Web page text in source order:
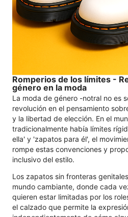
Romperios de los límites -
género en la moda
La moda de género -notral no es
revolución en el pensamiento
y la libertad de elección. En el
tradicionalmente había límites
ella' y 'zapatos para él', el
rompe estas convenciones y
inclusivo del estilo.
Los zapatos sin fronteras
mundo cambiante, donde cada
quieren estar limitadas por los
el calzado que permite la